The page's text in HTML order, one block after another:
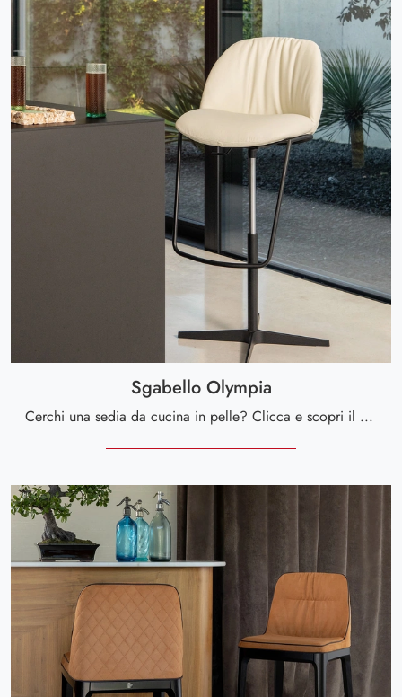
Sgabello Olympia
Cerchi una sedia da cucina in pelle? Clicca e scopri il modello Sgabello Olympia di Tonin Casa per completare i tuoi interni perfettamente.